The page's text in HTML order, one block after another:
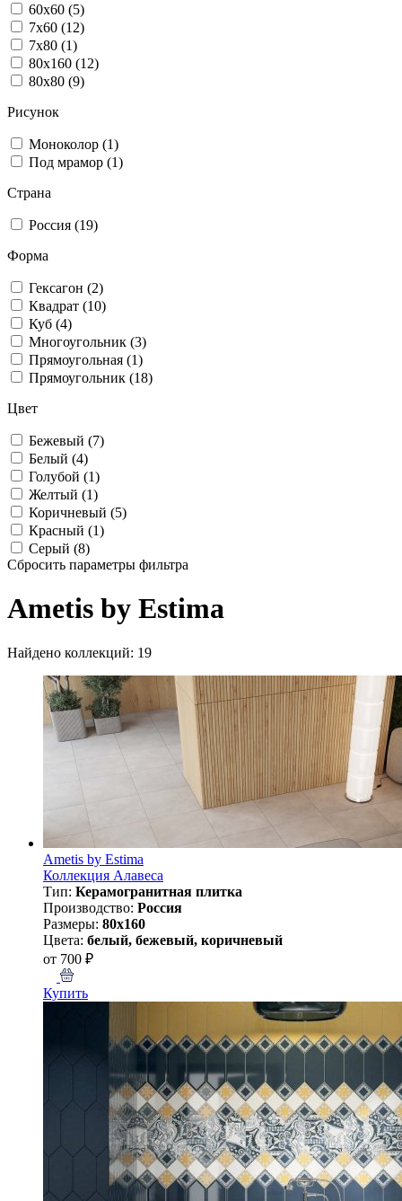
60x60 (5)
7x60 (12)
7x80 (1)
80x160 (12)
80x80 (9)
Рисунок
Моноколор (1)
Под мрамор (1)
Страна
Россия (19)
Форма
Гексагон (2)
Квадрат (10)
Куб (4)
Многоугольник (3)
Прямоугольная (1)
Прямоугольник (18)
Цвет
Бежевый (7)
Белый (4)
Голубой (1)
Желтый (1)
Коричневый (5)
Красный (1)
Серый (8)
Сбросить параметры фильтра
Ametis by Estima
Найдено коллекций: 19
Ametis by Estima
Коллекция Алавеса
Тип: Керамогранитная плитка
Производство: Россия
Размеры: 80x160
Цвета: белый, бежевый, коричневый
от 700 ₽
Купить